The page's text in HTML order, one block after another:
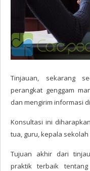
Tinjauan, sekarang
perangkat genggam
dan mengirim informasi
Konsultasi ini
tua, guru, kepala
Tujuan akhir dari
praktik terbaik